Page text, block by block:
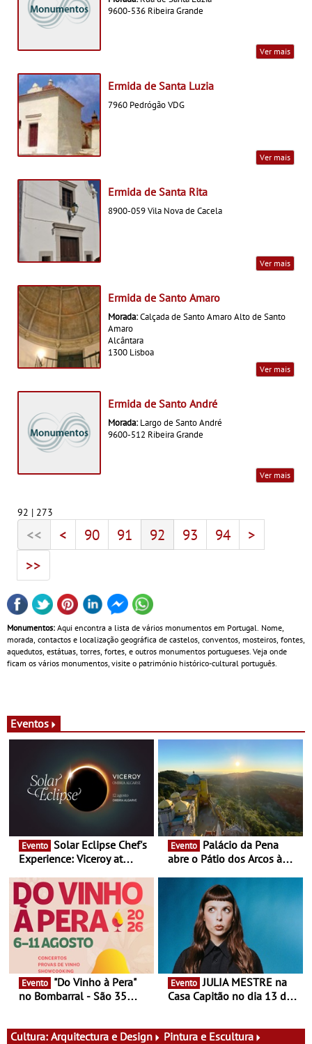
9600-536 Ribeira Grande
Ver mais
Ermida de Santa Luzia
7960 Pedrógão VDG
Ver mais
Ermida de Santa Rita
8900-059 Vila Nova de Cacela
Ver mais
Ermida de Santo Amaro
Morada:Calçada de Santo Amaro Alto de Santo
Amaro
Alcântara
1300 Lisboa
Ver mais
Ermida de Santo André
Morada: Largo de Santo André
9600-512 Ribeira Grande
Ver mais
92 | 273
<< < 90 91 92 93 94
>
>>
Monumentos: Aqui encontra a lista de vários monumentos em Portugal. Nome,
morada, contactos e localização geográfica de castelos, conventos, mosteiros, fontes,
aquedutos, estátuas, torres, fortes, e outros monumentos portugueses. Veja onde
ficam os vários monumentos, visite o património histórico-cultural português.
Eventos
Evento
Experience: Viceroy at
Michelin para uma noite
exclusiva
Evento
abre o Pátio dos Arcos à
Evento
no Bombarral - São 35
experiências
Evento JULIA MESTRE na
Casa Capitão no dia 13 de
Cultura: Arquitectura e Design Pintura e Escultura